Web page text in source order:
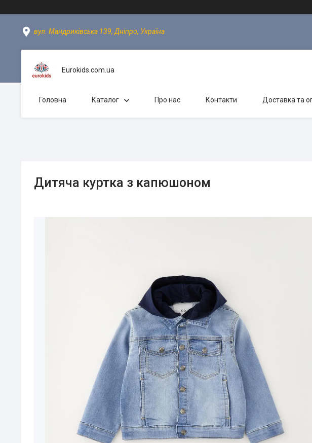
вул. Мандриківська 139, Дніпро, Україна
Eurokids.com.ua
Головна Каталог Про нас Контакти Доставка та
Дитяча куртка з капюшоном